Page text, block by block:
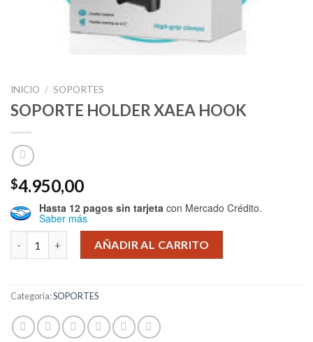
INICIO / SOPORTES
SOPORTE HOLDER XAEA HOOK
$4.950,00
Hasta 12 pagos sin tarjeta con Mercado Crédito.
Saber más
SOPORTE HOLDER XAEA HOOK cantidad
AÑADIR AL CARRITO
Categoría:SOPORTES